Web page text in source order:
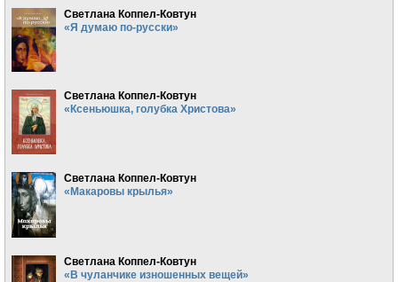
Светлана Коппел-Ковтун
«Я думаю по-русски»
Светлана Коппел-Ковтун
«Ксеньюшка, голубка Христова»
Светлана Коппел-Ковтун
«Макаровы крылья»
Светлана Коппел-Ковтун
«В чуланчике изношенных вещей»